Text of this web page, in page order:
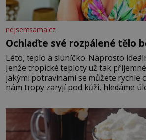
nejsemsama.cz
Ochlaďte své rozpálené tělo
Léto, teplo a sluníčko. Naprosto
Jenže tropické teploty už tak
jakými potravinami se můžete rychle
nám tropy zaryjí pod kůži, hledáme
blízkosti. Nemusíte však zoufat.
promyšlený jídelníček, žadné pařáky si